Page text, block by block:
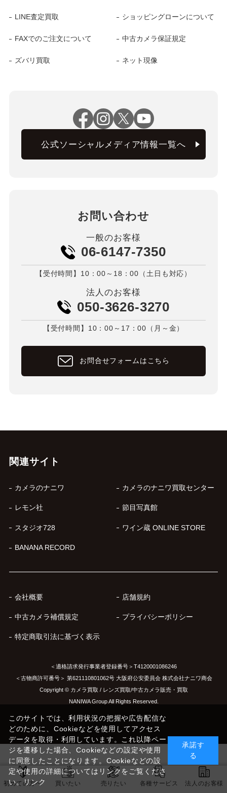
初めての方へ 買いたい 売りたい 各種サービス 法人のお客様
LINE査定買取 ショッピングローンについて
FAXでのご注文について 中古カメラ保証規定
ズバリ買取 ネット現像
公式ソーシャルメディア情報一覧へ
お問い合わせ
一般のお客様
06-6147-7350
【受付時間】10：00～18：00（土日も対応）
法人のお客様
050-3626-3270
【受付時間】10：00～17：00（月～金）
お問合せフォームはこちら
関連サイト
カメラのナニワ カメラのナニワ買取センター
レモン社 節目写真館
スタジオ728 ワイン蔵 ONLINE STORE
BANANA RECORD
会社概要 店舗規約
中古カメラ補償規定 プライバシーポリシー
特定商取引法に基づく表示
＜適格請求発行事業者登録番号＞T4120001086246
＜古物商許可番号＞ 第621110801062号 大阪府公安委員会 株式会社ナニワ商会
Copyright © カメラ買取 / レンズ買取/中古カメラ販売・買取
NANIWA Group All Rights Reserved.
このサイトでは、利用状況の把握や広告配信な
どのために、Cookieなどを使用してアクセス
データを取得・利用しています。これ以降ペー
ジを遷移した場合、Cookieなどの設定や使用
に同意したことになります。Cookieなどの設
定や使用の詳細についてはリンクをご覧くださ
い。リンク
承諾す
る